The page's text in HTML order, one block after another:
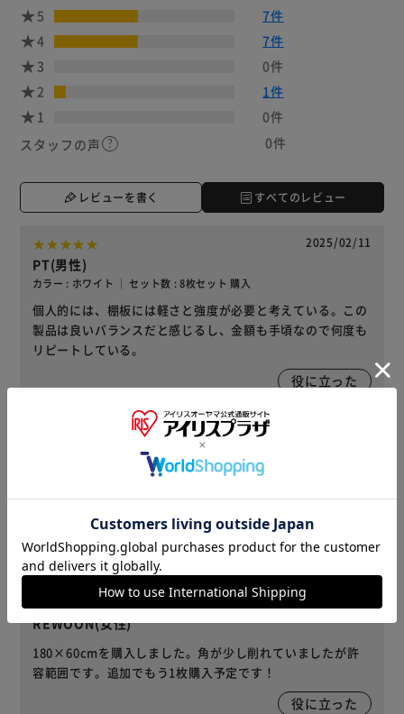
5
7件
4
7件
3
0件
2
1件
1
0件
スタッフの声
0件
レビューを書く すべてのレビュー
2025/02/11
PT(男性)
カラー : ホワイト ｜ セット数 : 8枚セット 購入
個人的には、棚板には軽さと強度が必要と考えている。この
製品は良いバランスだと感じるし、金額も手頃なので何度も
リピートしている。
役に立った
棚を作るのに買いました。丸鋸でも割と綺麗に切れました。
セットで買うと激安なので、また棚を作る時に買おうと思い
役に立った
2020/03/09
REWOON(女性)
180×60cmを購入しました。角が少し削れていましたが許
容範囲です。追加でもう1枚購入予定です！
役に立った